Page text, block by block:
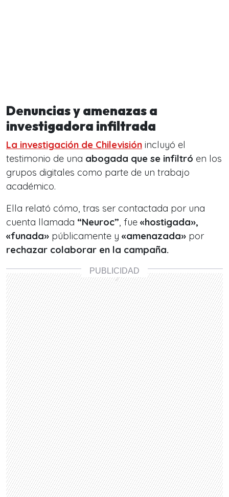
Denuncias y amenazas a
investigadora infiltrada
La investigación de Chilevisión incluyó el
testimonio de una abogada que se infiltró en los
grupos digitales como parte de un trabajo
académico.
Ella relató cómo, tras ser contactada por una
cuenta llamada “Neuroc”, fue «hostigada»,
«funada» públicamente y «amenazada» por
rechazar colaborar en la campaña.